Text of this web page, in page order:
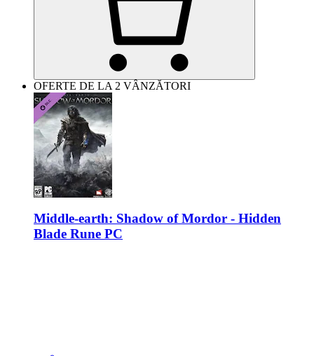
OFERTE DE LA 2 VÂNZĂTORI
Middle-earth: Shadow of Mordor - Hidden
Blade Rune PC